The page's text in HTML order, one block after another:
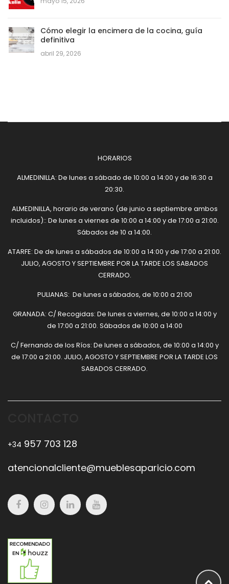
Cómo elegir la encimera de la cocina, guía
definitiva
abril 29, 2026
HORARIOS
ALMEDINILLA: De lunes a sábado de 10:00 a 14:00 y de 16:30 a
20:30.
ALMEDINILLA, horario de verano (de junio a septiembre ambos
incluidos):: De lunes a viernes de 10:00 a 14:00 y de 17:00 a 21:00.
Sábados de 10 a 14:00.
ATARFE: De de lunes a sábados de 10:00 a 14:00 y de 17:00 a 21:00.
JULIO, AGOSTO Y SEPTIEMBRE POR LA TARDE LOS SABADOS
CERRADO.
PULIANAS: De lunes a sábados, de 10:00 a 21:00
GRANADA: C/ Recogidas: De lunes a viernes, de 10:00 a 14:00 y
de 17:00 a 21:00. Sábados de 10:00 a 14:00
C/ Fernando de los Ríos: De lunes a sábados, de 10:00 a 14:00 y
de 17:00 a 21:00. JULIO, AGOSTO Y SEPTIEMBRE POR LA TARDE LOS
SABADOS CERRADO.
+34 957 703 128
atencionalcliente@mueblesaparicio.com